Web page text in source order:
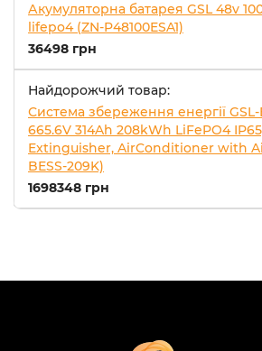
Акумуляторна батарея GSL 48v
lifepo4 (ZN-P48100ESA1)
36498 грн
Найдорожчий товар:
Система збереження енергії GSL-
665.6V 314Ah 208kWh LiFePO4
Extinguisher, AirConditioner with
BESS-209K)
1698348 грн